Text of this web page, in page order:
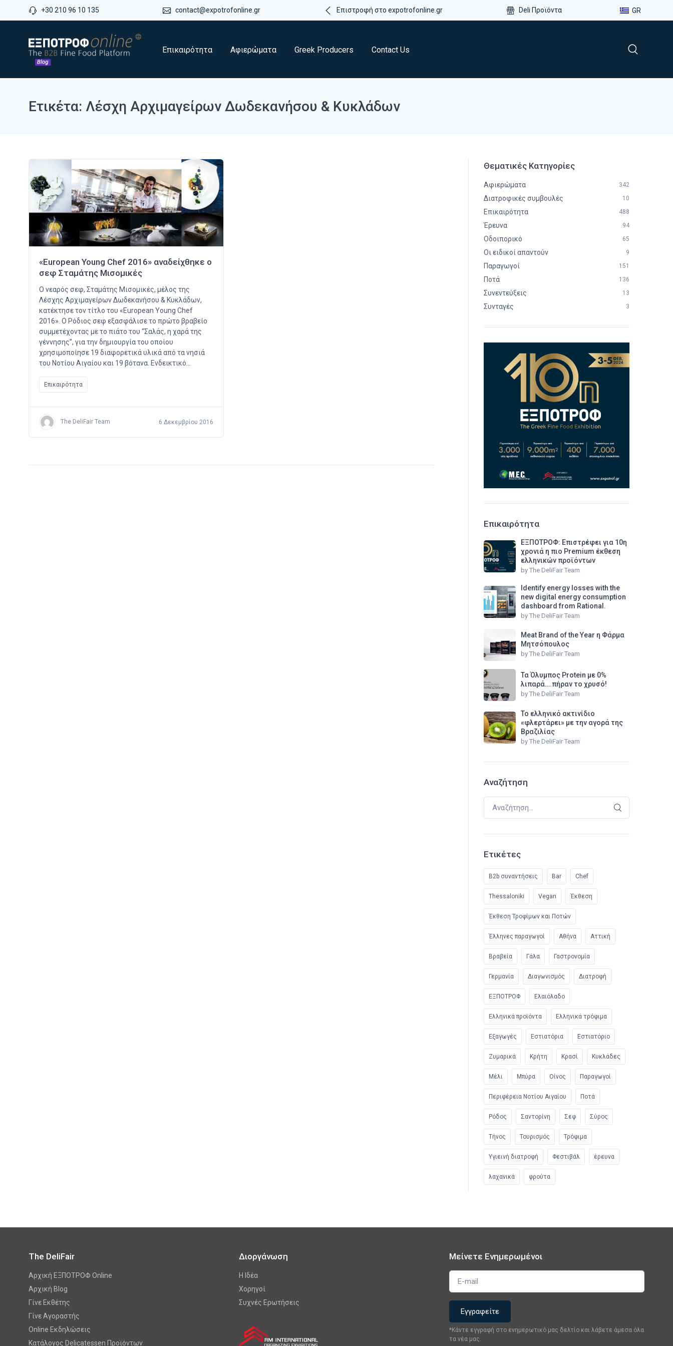
+30 210 96 10 135 contact@expotrofonline.gr Επιστροφή στο expotrofonline.gr Deli Προϊόντα GR
Επικαιρότητα Αφιερώματα Greek Producers Contact Us
Ετικέτα: Λέσχη Αρχιμαγείρων Δωδεκανήσου & Κυκλάδων
«European Young Chef 2016» αναδείχθηκε ο
σεφ Σταμάτης Μισομικές
Ο νεαρός σεφ, Σταμάτης Μισομικές, μέλος της
Λέσχης Αρχιμαγείρων Δωδεκανήσου & Κυκλάδων,
κατέκτησε τον τίτλο του «European Young Chef
2016». Ο Ρόδιος σεφ εξασφάλισε το πρώτο βραβείο
συμμετέχοντας με το πιάτο του “Σαλάς, η χαρά της
γέννησης”, για την δημιουργία του οποίου
χρησιμοποίησε 19 διαφορετικά υλικά από τα νησιά
του Νοτίου Αιγαίου και 19 βότανα. Ενδεικτικό…
Επικαιρότητα
The DeliFair Team 6 Δεκεμβρίου 2016
Θεματικές Κατηγορίες
Αφιερώματα 342
Διατροφικές συμβουλές 10
Επικαιρότητα 488
Έρευνα 94
Οδοιπορικό 65
Οι ειδικοί απαντούν 9
Παραγωγοί 151
Ποτά 136
Συνεντεύξεις 13
Συνταγές 3
Επικαιρότητα
ΕΞΠΟΤΡΟΦ: Επιστρέφει για 10η
χρονιά η πιο Premium έκθεση
ελληνικών προϊόντων
by The DeliFair Team
Identify energy losses with the
new digital energy consumption
dashboard from Rational.
by The DeliFair Team
Meat Brand of the Year η Φάρμα
Μητσόπουλος
by The DeliFair Team
Τα Όλυμπος Protein με 0%
λιπαρά….πήραν το χρυσό!
by The DeliFair Team
Το ελληνικό ακτινίδιο
«φλερτάρει» με την αγορά της
Βραζιλίας
by The DeliFair Team
Αναζήτηση
Αναζήτηση για:
Ετικέτες
B2b συναντήσεις Bar Chef
Thessaloniki Vegan Έκθεση
Έκθεση Τροφίμων και Ποτών
Έλληνες παραγωγοί Αθήνα Αττική
Βραβεία Γάλα Γαστρονομία
Γερμανία Διαγωνισμός Διατροφή
ΕΞΠΟΤΡΟΦ Ελαιόλαδο
Ελληνικά προϊόντα Ελληνικά τρόφιμα
Εξαγωγές Εστιατόρια Εστιατόριο
Ζυμαρικά Κρήτη Κρασί Κυκλάδες
Μέλι Μπύρα Οίνος Παραγωγοί
Περιφέρεια Νοτίου Αιγαίου Ποτά
Ρόδος Σαντορίνη Σεφ Σύρος
Τήνος Τουρισμός Τρόφιμα
Υγιεινή διατροφή Φεστιβάλ έρευνα
λαχανικά φρούτα
The DeliFair
Αρχική ΕΞΠΟΤΡΟΦ Online
Αρχική Blog
Γίνε Εκθέτης
Γίνε Αγοραστής
Online Εκδηλώσεις
Κατάλογος Delicatessen Προϊόντων
Διοργάνωση
Η Ιδέα
Χορηγοί
Συχνές Ερωτήσεις
Μείνετε Ενημερωμένοι
*Κάντε εγγραφή στο ενημερωτικό μας δελτίο και λάβετε άμεσα όλα
τα νέα μας.